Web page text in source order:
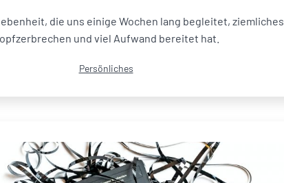
die uns einige Wochen lang begleitet, ziemliches
und viel Aufwand bereitet hat.
Kategorisiert
Persönliches